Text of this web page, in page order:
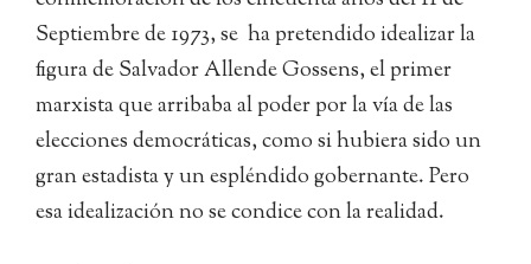
Septiembre de 1973, se ha pretendido idealizar la
figura de Salvador Allende Gossens, el primer
marxista que arribaba al poder por la vía de las
elecciones democráticas, como si hubiera sido un
gran estadista y un espléndido gobernante. Pero
esa idealización no se condice con la realidad.